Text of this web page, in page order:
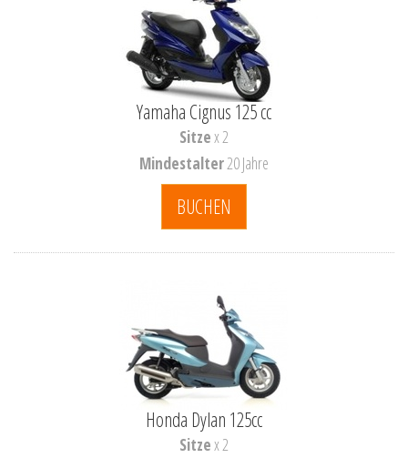
Yamaha Cignus 125 cc
Sitzex 2
Mindestalter20 Jahre
BUCHEN
Honda Dylan 125cc
Sitzex 2